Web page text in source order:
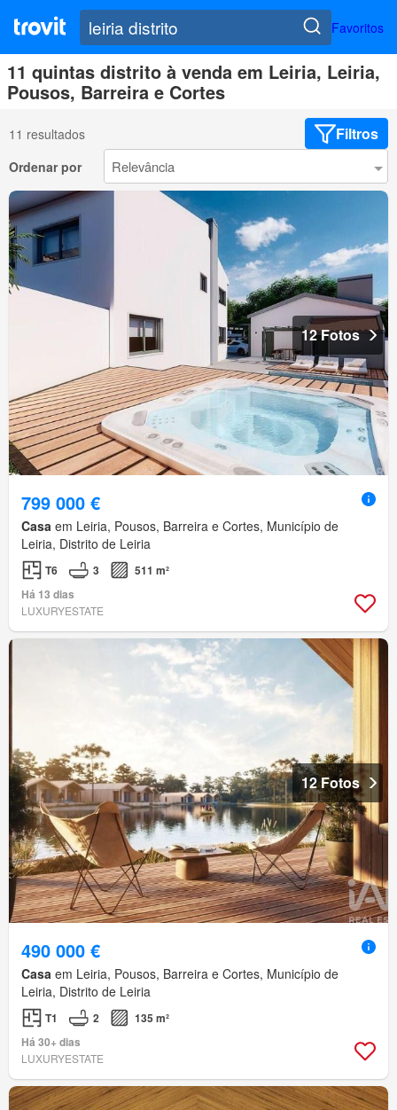
Favoritos
11 quintas distrito à venda em Leiria, Leiria,
Pousos, Barreira e Cortes
11 resultados Filtros
Ordenar por
12 Fotos
799 000 €
Casa em Leiria, Pousos, Barreira e Cortes, Município de
Leiria, Distrito de Leiria
T6 3
511 m²
Há 13 dias
LUXURYESTATE
12 Fotos
490 000 €
Casa em Leiria, Pousos, Barreira e Cortes, Município de
Leiria, Distrito de Leiria
T1 2
135 m²
Há 30+ dias
LUXURYESTATE